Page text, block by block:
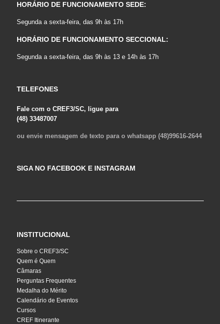
HORÁRIO DE FUNCIONAMENTO SEDE:
Segunda a sexta-feira, das 9h às 17h
HORÁRIO DE FUNCIONAMENTO SECCIONAL:
Segunda a sexta-feira, das 9h às 13 e 14h às 17h
TELEFONES
Fale com o CREF3/SC, ligue para
(48) 33487007
ou envie mensagem de texto para o whatsapp (48)99616-2644
SIGA NO FACEBOOK E INSTAGRAM
INSTITUCIONAL
Sobre o CREF3/SC
Quem é Quem
Câmaras
Perguntas Frequentes
Medalha do Mérito
Calendário de Eventos
Cursos
CREF Itinerante